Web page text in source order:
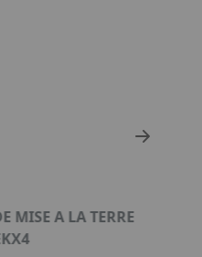
MISE A LA TERRE